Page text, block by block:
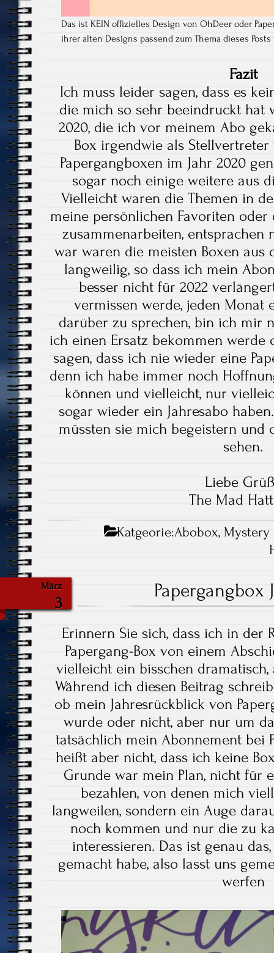
Das ist KEIN offizielles Design von OhDeer oder
ihrer alten Designs passend zum Thema dieses
Fazit
Ich muss leider sagen, dass es
die mich so sehr beeindruckt hat
2020, die ich vor meinem Abo
Box irgendwie als
Papergangboxen im Jahr 2020
sogar noch einige weitere aus
Vielleicht waren die Themen in
meine persönlichen Favoriten oder
zusammenarbeiten, entsprachen
war waren die meisten Boxen aus
langweilig, so dass ich mein
besser nicht für 2022
vermissen werde, jeden Monat
darüber zu sprechen, bin ich mir
ich einen Ersatz bekommen
sagen, dass ich nie wieder eine
denn ich habe immer noch
können und vielleicht, nur
sogar wieder ein Jahresabo
müssten sie mich begeistern und
sehen.
Liebe
The Mad
Katgeorie:Abobox, Mystery
März
3
Papergangbox
Erinnern Sie sich, dass ich in der
Papergang-Box von einem
vielleicht ein bisschen
Während ich diesen Beitrag
ob mein Jahresrückblick von
wurde oder nicht, aber nur um
tatsächlich mein Abonnement bei
heißt aber nicht, dass ich keine
Grunde war mein Plan, nicht für
bezahlen, von denen mich
langweilen, sondern ein Auge
noch kommen und nur die zu
interessieren. Das ist genau
gemacht habe, also lasst uns
werfen